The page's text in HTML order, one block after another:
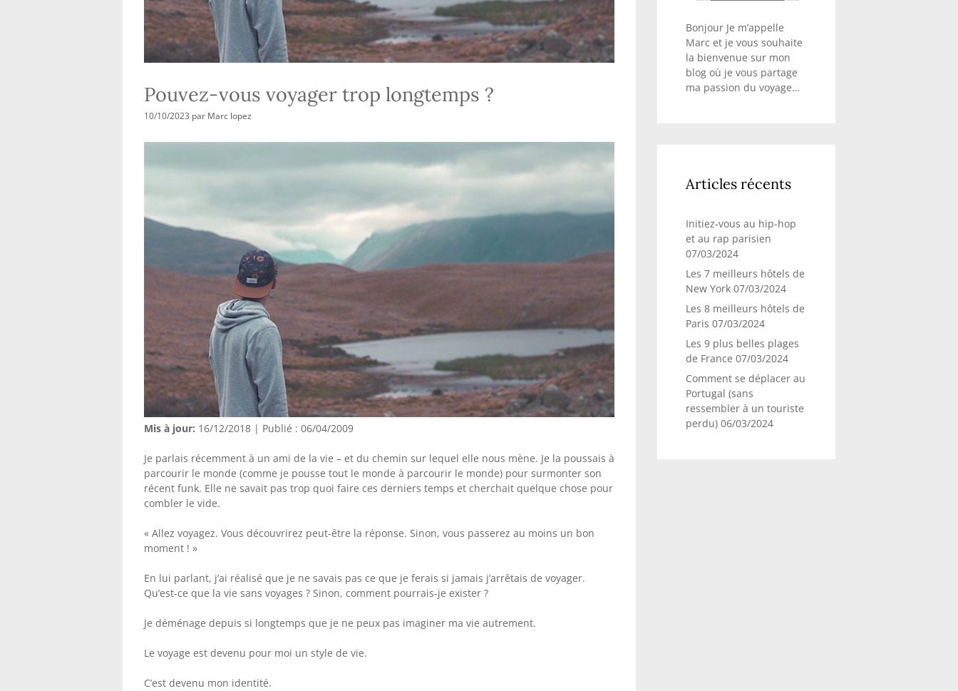
Pouvez-vous voyager trop longtemps ?
10/10/2023 par Marc lopez
Mis à jour: 16/12/2018 | Publié : 06/04/2009
Je parlais récemment à un ami de la vie – et du chemin sur lequel elle nous mène. Je la poussais à
parcourir le monde (comme je pousse tout le monde à parcourir le monde) pour surmonter son
récent funk. Elle ne savait pas trop quoi faire ces derniers temps et cherchait quelque chose pour
combler le vide.
« Allez voyagez. Vous découvrirez peut-être la réponse. Sinon, vous passerez au moins un bon
moment ! »
En lui parlant, j’ai réalisé que je ne savais pas ce que je ferais si jamais j’arrêtais de voyager.
Qu’est-ce que la vie sans voyages ? Sinon, comment pourrais-je exister ?
Je déménage depuis si longtemps que je ne peux pas imaginer ma vie autrement.
Le voyage est devenu pour moi un style de vie.
C’est devenu mon identité.
Bonjour Je m’appelle
Marc et je vous souhaite
la bienvenue sur mon
blog où je vous partage
ma passion du voyage…
Articles récents
Initiez-vous au hip-hop
et au rap parisien
07/03/2024
Les 7 meilleurs hôtels de
New York 07/03/2024
Les 8 meilleurs hôtels de
Paris 07/03/2024
Les 9 plus belles plages
de France 07/03/2024
Comment se déplacer au
Portugal (sans
ressembler à un touriste
perdu) 06/03/2024